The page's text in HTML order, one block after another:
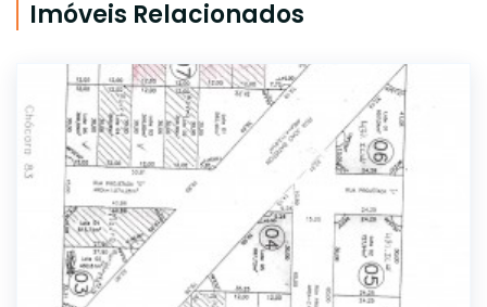
Imóveis Relacionados